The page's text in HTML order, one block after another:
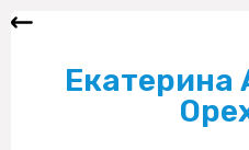
Екатерина